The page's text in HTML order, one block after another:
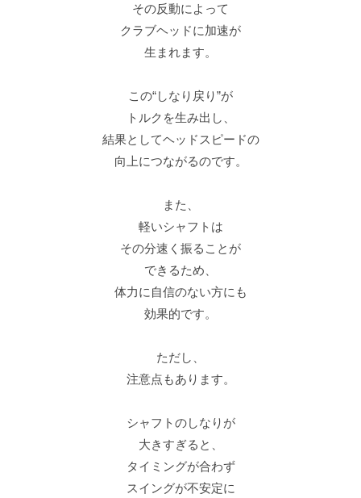
その反動によって
クラブヘッドに加速が
生まれます。
この“しなり戻り”が
トルクを生み出し、
結果としてヘッドスピードの
向上につながるのです。
また、
軽いシャフトは
その分速く振ることが
できるため、
体力に自信のない方にも
効果的です。
ただし、
注意点もあります。
シャフトのしなりが
大きすぎると、
タイミングが合わず
スイングが不安定に